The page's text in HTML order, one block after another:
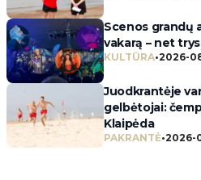
Scenos grandų
vakarą – net
KULTŪRA•2026-
Juodkrantėje
gelbėtojai:
Klaipėda
PAKRANTĖ•2026-